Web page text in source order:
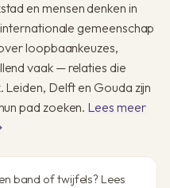
en mensen denken in
gemeenschap
loopbaankeuzes,
vaak — relaties die
Delft en Gouda zijn
pad zoeken. Lees meer
band of twijfels? Lees